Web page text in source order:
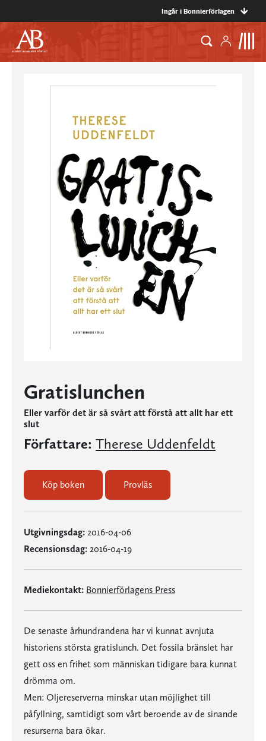
Ingår i Bonnierförlagen
Gratislunchen
Eller varför det är så svårt att förstå att allt har ett
slut
Författare: Therese Uddenfeldt
Köp boken Provläs
Utgivningsdag: 2016-04-06
Recensionsdag: 2016-04-19
Mediekontakt: Bonnierförlagens Press
De senaste århundrandena har vi kunnat avnjuta
historiens största gratislunch. Det fossila bränslet har
gett oss en frihet som människan tidigare bara kunnat
drömma om.
Men: Oljereserverna minskar utan möjlighet till
påfyllning, samtidigt som vårt beroende av de sinande
resurserna bara ökar.